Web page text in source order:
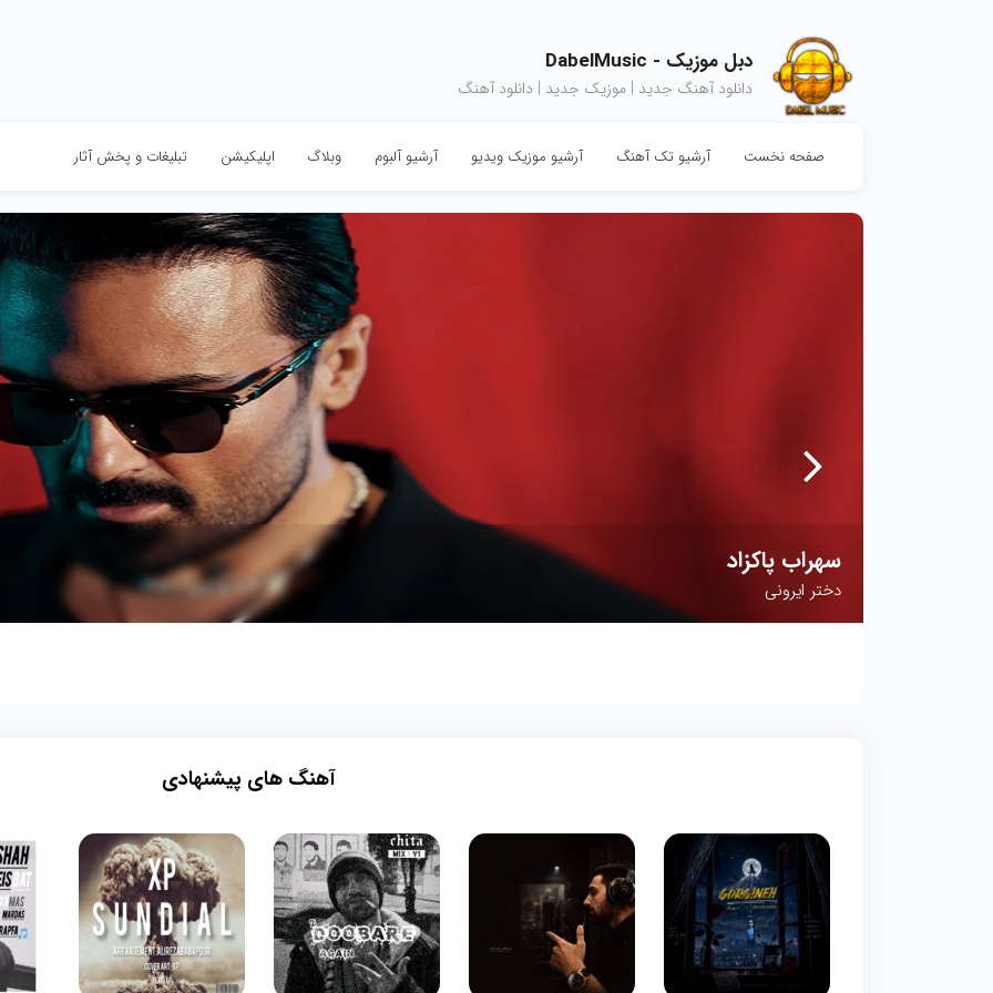
دبل موزیک - DabelMusic
دانلود آهنگ جدید | موزیک جدید | دانلود آهنگ
صفحه نخست آرشیو تک آهنگ آرشیو موزیک ویدیو آرشیو آلبوم وبلاگ اپلیکیشن تبلیغات و پخش آثار
سهراب پاکزاد
دختر ایرونی
آهنگ های پیشنهادی